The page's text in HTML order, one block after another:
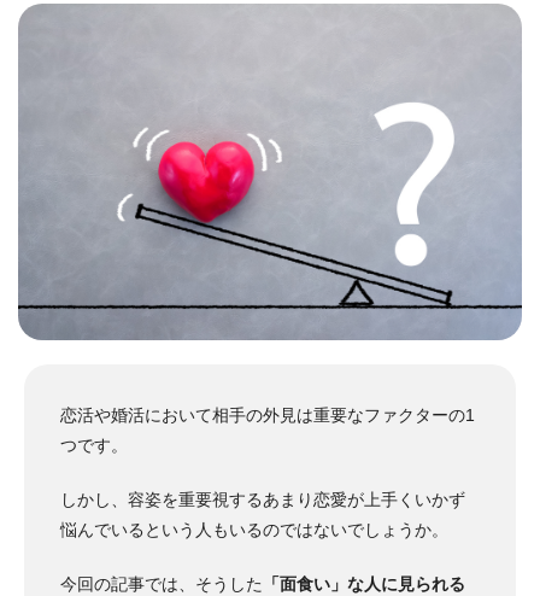
恋活や婚活において相手の外見は重要なファクターの1
つです。
しかし、容姿を重要視するあまり恋愛が上手くいかず
悩んでいるという人もいるのではないでしょうか。
今回の記事では、そうした
「面食い」な人に見られる